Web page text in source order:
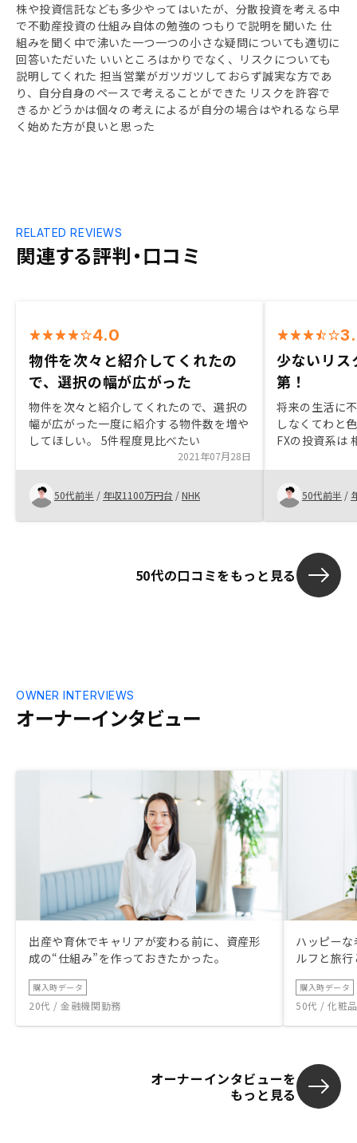
株や投資信託なども多少やってはいたが、分散投資を考える中
で不動産投資の仕組み自体の勉強のつもりで説明を聞いた 仕
組みを聞く中で沸いた一つ一つの小さな疑問についても適切に
回答いただいた いいところはかりでなく、リスクについても
説明してくれた 担当営業がガツガツしておらず誠実な方であ
り、自分自身のペースで考えることができた リスクを許容で
きるかどうかは個々の考えによるが自分の場合はやれるなら早
く始めた方が良いと思った
関連する評判・口コミ
RELATED REVIEWS
4.0
物件を次々と紹介してくれたの
で、選択の幅が広がった
物件を次々と紹介してくれたので、選択の
幅が広がった一度に紹介する物件数を増や
してほしい。 5件程度見比べたい
2021年07月28日
50代前半 / 年収1100万円台 /NHK
少ないリス
第！
将来の生活に
しなくてわと
FXの投資系は
太陽光発電投
の下落で投資
投資価値なし
ンペーンを、
て見ようかと
丈夫かなと思
んなものかな
50代前半 /
50代の口コミをもっと見る
オーナーインタビュー
OWNER INTERVIEWS
出産や育休でキャリアが変わる前に、資産形
成の“仕組み”を作っておきたかった。
購入時データ
20代 / 金融機関勤務
ハッピー
ルフと旅
購入時データ
50代 / 化粧
オーナーインタビューを
もっと見る